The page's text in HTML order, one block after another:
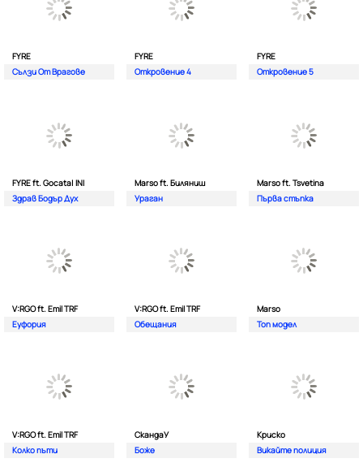
FYRE
Сълзи От Врагове
FYRE
Откровение 4
FYRE
Откровение 5
FYRE ft. Gocata| INI
Здрав Бодър Дух
Marso ft. Биляниш
Ураган
Marso ft. Tsvetina
Първа стъпка
V:RGO ft. Emil TRF
Еуфория
V:RGO ft. Emil TRF
Обещания
Marso
Топ модел
V:RGO ft. Emil TRF
Колко пъти
СкандаУ
Боже
Криско
Викайте полиция